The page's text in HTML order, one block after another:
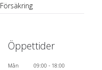
Försäkring
Öppettider
Mån
09:00 - 18:00